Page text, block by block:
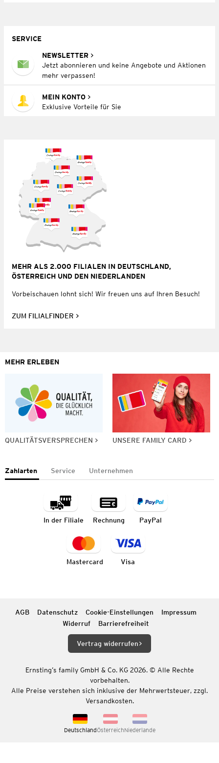
SERVICE
NEWSLETTER
Jetzt abonnieren und keine Angebote und Aktionen
mehr verpassen!
MEIN KONTO
Exklusive Vorteile für Sie
MEHR ALS 2.000 FILIALEN IN DEUTSCHLAND,
ÖSTERREICH UND DEN NIEDERLANDEN
Vorbeischauen lohnt sich! Wir freuen uns auf Ihren Besuch!
ZUM FILIALFINDER
MEHR ERLEBEN
QUALITÄTSVERSPRECHEN UNSERE FAMILY CARD
Zahlarten Service Unternehmen
In der Filiale Rechnung PayPal
Mastercard Visa
AGB Datenschutz Cookie-Einstellungen
Impressum
Widerruf
Barrierefreiheit
Vertrag widerrufen
Ernsting’s family GmbH & Co. KG 2026. © Alle Rechte
vorbehalten.
Alle Preise verstehen sich inklusive der Mehrwertsteuer, zzgl.
Versandkosten.
DeutschlandÖsterreichNiederlande